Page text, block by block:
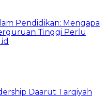
Pendidikan: Mengapa
Tinggi Perlu
Daarut Tarqiyah